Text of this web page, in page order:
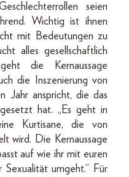
seien
Wichtig ist ihnen
mit Bedeutungen zu
alles gesellschaftlich
die Kernaussage
die Inszenierung von
Jahr anspricht, die das
hat. „Es geht in
Kurtisane, die von
wird. Die Kernaussage
auf wie ihr mit euren
Sexualität umgeht.“ Für